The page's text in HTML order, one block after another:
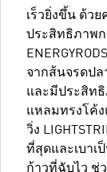
เร็วยิ่งขึ้น ด้ว
ประสิทธิภาพ
จากส้นจรดปล
และมีประสิท
แหลมทรงโค้
วิ่ง
ที่สุดและเบาเ
ก้าวที่ฉับไว ช่